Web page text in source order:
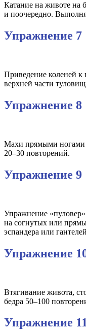
Катание на животе на
и поочередно.
Упражнение 7
Приведение коленей к
верхней части
Упражнение 8
Махи прямыми ногами
20–30 повторений.
Упражнение 9
Упражнение
на согнутых или
эспандера или
Упражнение
Втягивание живота,
бедра 50–100
Упражнение